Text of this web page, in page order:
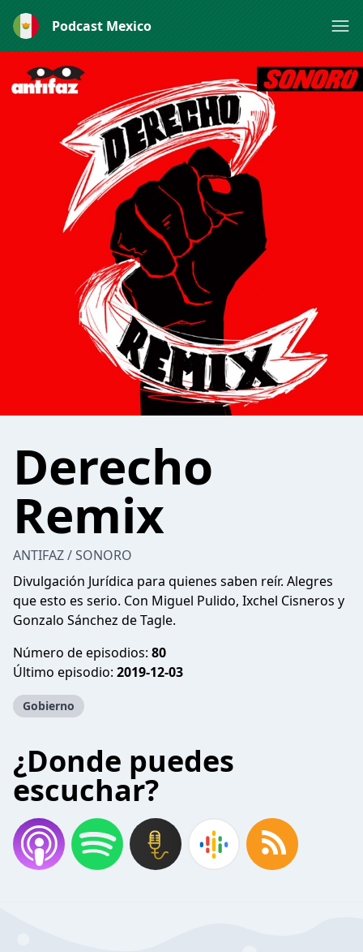
Podcast Mexico
Derecho
Remix
ANTIFAZ / SONORO
Divulgación Jurídica para quienes saben reír. Alegres
que esto es serio. Con Miguel Pulido, Ixchel Cisneros y
Gonzalo Sánchez de Tagle.
Número de episodios: 80
Último episodio: 2019-12-03
Gobierno
¿Donde puedes
escuchar?